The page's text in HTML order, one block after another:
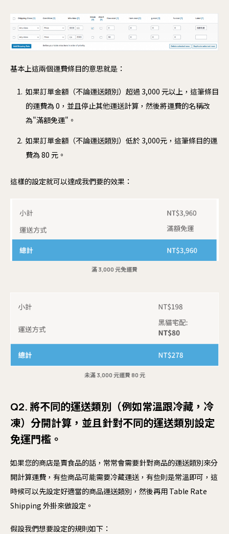
基本上這兩個運費條目的意思就是：
如果訂單金額（不論運送類別）超過 3,000 元以上，這筆條目
的運費為 0，並且停止其他運送計算，然後將運費的名稱改
為"滿額免運"。
如果訂單金額（不論運送類別）低於 3,000元，這筆條目的運
費為 80 元。
這樣的設定就可以達成我們要的效果：
滿 3,000 元免運費
未滿 3,000 元運費 80 元
Q2. 將不同的運送類別（例如常溫跟冷藏，冷
凍）分開計算，並且針對不同的運送類別設定
免運門檻。
如果您的商店是賣食品的話，常常會需要針對商品的運送類別來分
開計算運費，有些商品可能需要冷藏運送，有些則是常溫即可，這
時候可以先設定好適當的商品運送類別，然後再用 Table Rate
Shipping 外掛來做設定。
假設我們想要設定的規則如下：